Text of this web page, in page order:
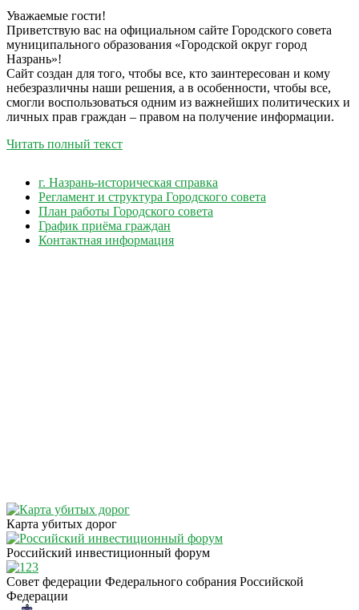
Уважаемые гости!
Приветствую вас на официальном сайте Городского совета
муниципального образования «Городской округ город
Назрань»!
Сайт создан для того, чтобы все, кто заинтересован и кому
небезразличны наши решения, а в особенности, чтобы все,
смогли воспользоваться одним из важнейших политических и
личных прав граждан – правом на получение информации.
Читать полный текст
г. Назрань-историческая справка
Регламент и структура Городского совета
План работы Городского совета
График приёма граждан
Контактная информация
Карта убитых дорог
Российский инвестиционный форум
Совет федерации Федерального собрания Российской
Федерации